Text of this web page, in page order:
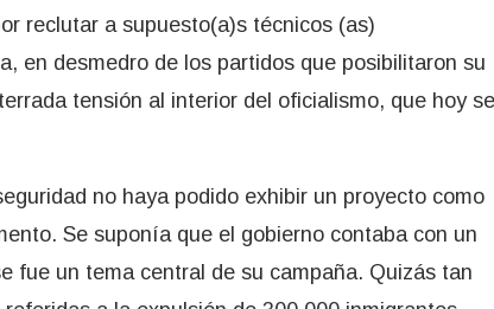
reclutar a supuesto(a)s técnicos (as)
en desmedro de los partidos que posibilitaron su
tensión al interior del oficialismo, que hoy se
no haya podido exhibir un proyecto como
Se suponía que el gobierno contaba con un
fue un tema central de su campaña. Quizás tan